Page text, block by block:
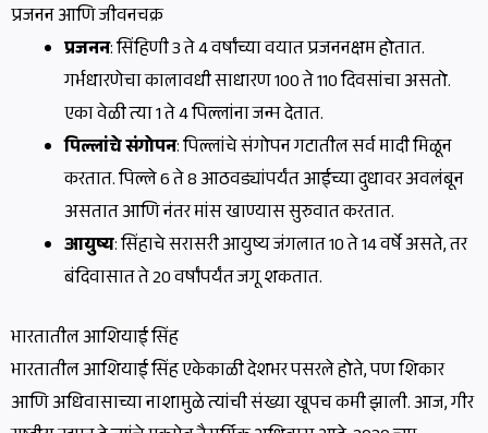
प्रजनन आणि जीवनचक्र
प्रजनन: सिंहिणी 3 ते 4 वर्षांच्या वयात प्रजननक्षम होतात.
गर्भधारणेचा कालावधी साधारण 100 ते 110 दिवसांचा असतो.
एका वेळी त्या 1 ते 4 पिल्लांना जन्म देतात.
पिल्लांचे संगोपन: पिल्लांचे संगोपन गटातील सर्व मादी मिळून
करतात. पिल्ले 6 ते 8 आठवड्यांपर्यंत आईच्या दुधावर अवलंबून
असतात आणि नंतर मांस खाण्यास सुरुवात करतात.
आयुष्य: सिंहाचे सरासरी आयुष्य जंगलात 10 ते 14 वर्षे असते, तर
बंदिवासात ते 20 वर्षांपर्यंत जगू शकतात.
भारतातील आशियाई सिंह
भारतातील आशियाई सिंह एकेकाळी देशभर पसरले होते, पण शिकार
आणि अधिवासाच्या नाशामुळे त्यांची संख्या खूपच कमी झाली. आज, गीर